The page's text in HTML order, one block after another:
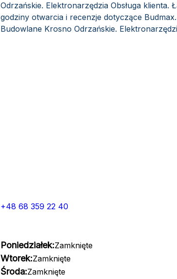
Odrzańskie. Elektronarzędzia Obsługa
godziny otwarcia i recenzje dotyczące
Budowlane Krosno Odrzańskie.
+48 68 359 22 40
Poniedziałek:Zamknięte
Wtorek:Zamknięte
Środa:Zamknięte